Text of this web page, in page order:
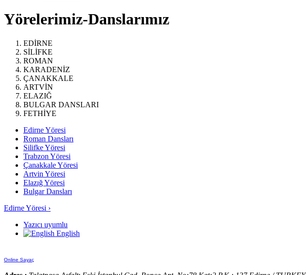
Yörelerimiz-Danslarımız
EDİRNE
SİLİFKE
ROMAN
KARADENİZ
ÇANAKKALE
ARTVİN
ELAZIĞ
BULGAR DANSLARI
FETHİYE
Edirne Yöresi
Roman Dansları
Silifke Yöresi
Trabzon Yöresi
Çanakkale Yöresi
Artvin Yöresi
Elazığ Yöresi
Bulgar Dansları
Edirne Yöresi ›
Yazıcı uyumlu
English
Online Sayaç